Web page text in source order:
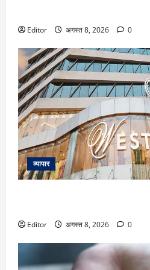
Editor अगस्त 8, 2026 0
व्यापार
Editor अगस्त 8, 2026 0